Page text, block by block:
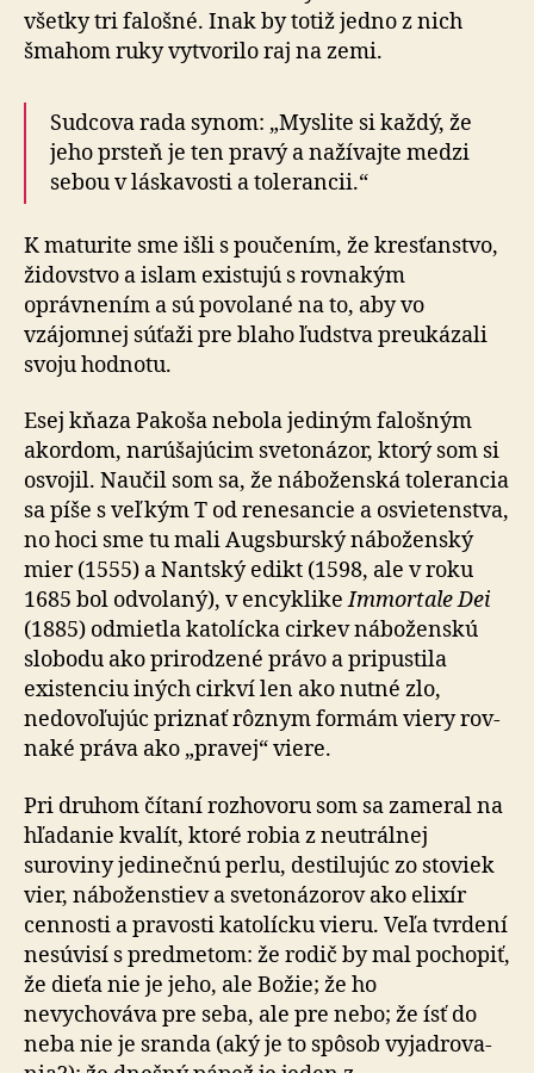
všetky tri falošné. Inak by totiž jedno z nich
šmahom ruky vytvorilo raj na zemi.
Sudcova rada synom: „Myslite si každý, že
jeho prsteň je ten pravý a nažívajte medzi
sebou v láskavosti a to­le­ran­cii.“
K maturite sme išli s poučením, že kresťanstvo,
židovstvo a islam existujú s rovnakým
oprávnením a sú povolané na to, aby vo
vzájomnej súťaži pre blaho ľudstva pre­u­ká­za­li
svoju hodnotu.
Esej kňaza Pakoša nebola jediným falošným
akordom, narúšajúcim svetonázor, ktorý som si
osvojil. Naučil som sa, že náboženská tolerancia
sa píše s veľkým T od re­ne­san­cie a osvietenstva,
no hoci sme tu mali Augsburský náboženský
mier (1555) a Nantský edikt (1598, ale v roku
1685 bol odvolaný), v encyklikeImmortale Dei
(1885) od­miet­la katolícka cirkev náboženskú
slobodu ako pri­ro­dze­né právo a pripustila
existenciu iných cirkví len ako nut­né zlo,
nedovoľujúc priznať rôznym formám viery rov­
na­ké práva ako „pravej“ viere.
Pri druhom čítaní rozhovoru som sa zameral na
hľadanie kvalít, ktoré robia z neutrálnej
suroviny jedinečnú perlu, destilujúc zo stoviek
vier, náboženstiev a svetonázorov ako elixír
cennosti a pravosti katolícku vieru. Veľa tvrdení
nesúvisí s predmetom: že rodič by mal pochopiť,
že dieťa nie je jeho, ale Božie; že ho
nevychováva pre seba, ale pre nebo; že ísť do
neba nie je sranda (aký je to spôsob vy­jad­ro­va­